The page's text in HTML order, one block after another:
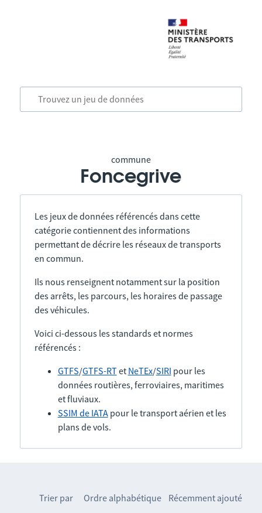
commune
Foncegrive
Les jeux de données référencés dans cette
catégorie contiennent des informations
permettant de décrire les réseaux de transports
en commun.
Ils nous renseignent notamment sur la position
des arrêts, les parcours, les horaires de passage
des véhicules.
Voici ci-dessous les standards et normes
référencés :
GTFS/GTFS-RTet NeTEx/SIRI pour les
données routières, ferroviaires, maritimes
et fluviaux.
SSIM de IATApour le transport aérien et les
plans de vols.
Trier par Ordre alphabétique Récemment ajouté